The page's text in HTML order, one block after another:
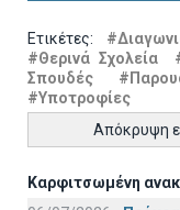
Ετικέτες:
#Θερινά Σχολεία
Σπουδές
#Υποτροφίες
Απόκρυψη
Καρφιτσωμένη